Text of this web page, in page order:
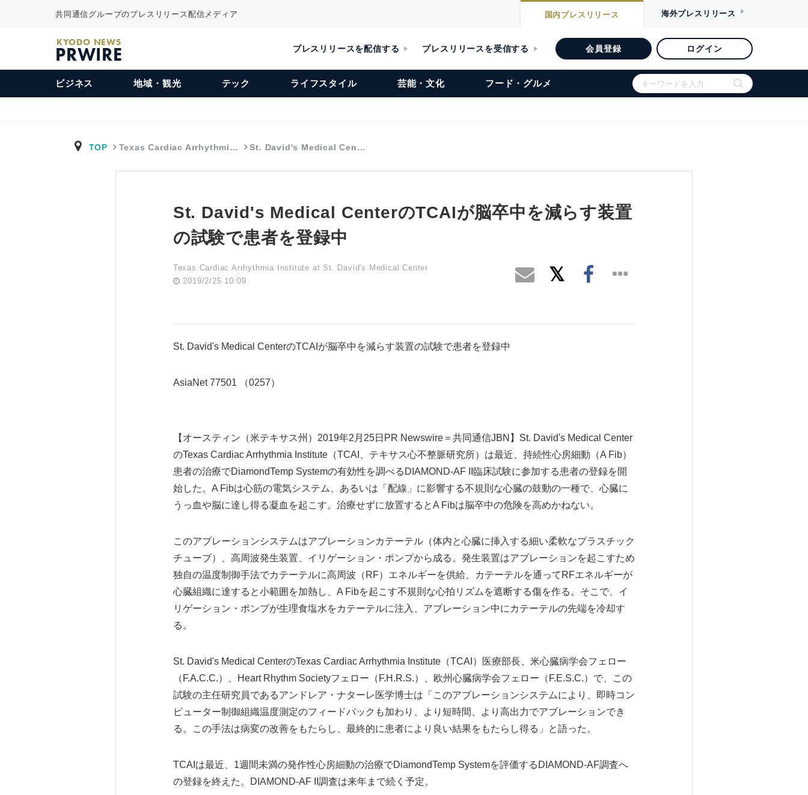
共同通信グループのプレスリリース配信メディア 国内プレスリリース 海外プレスリリース
KYODO NEWS
PRWIRE プレスリリースを配信する プレスリリースを受信する 会員登録 ログイン
ビジネス 地域・観光 テック ライフスタイル 芸能・文化 フード・グルメ
TOP Texas Cardiac Arrhythmi… St. David's Medical Cen…
St. David's Medical CenterのTCAIが脳卒中を減らす装置
の試験で患者を登録中
Texas Cardiac Arrhythmia Institute at St. David's Medical Center
2019/2/25 10:09
St. David's Medical CenterのTCAIが脳卒中を減らす装置の試験で患者を登録中
AsiaNet 77501 （0257）
【オースティン（米テキサス州）2019年2月25日PR Newswire＝共同通信JBN】St. David's Medical Center
のTexas Cardiac Arrhythmia Institute（TCAI、テキサス心不整脈研究所）は最近、持続性心房細動（A Fib）
患者の治療でDiamondTemp Systemの有効性を調べるDIAMOND-AF II臨床試験に参加する患者の登録を開
始した。A Fibは心筋の電気システム、あるいは「配線」に影響する不規則な心臓の鼓動の一種で、心臓に
うっ血や脳に達し得る凝血を起こす。治療せずに放置するとA Fibは脳卒中の危険を高めかねない。
このアブレーションシステムはアブレーションカテーテル（体内と心臓に挿入する細い柔軟なプラスチック
チューブ）、高周波発生装置、イリゲーション・ポンプから成る。発生装置はアブレーションを起こすため
独自の温度制御手法でカテーテルに高周波（RF）エネルギーを供給、カテーテルを通ってRFエネルギーが
心臓組織に達すると小範囲を加熱し、A Fibを起こす不規則な心拍リズムを遮断する傷を作る。そこで、イ
リゲーション・ポンプが生理食塩水をカテーテルに注入、アブレーション中にカテーテルの先端を冷却す
る。
St. David's Medical CenterのTexas Cardiac Arrhythmia Institute（TCAI）医療部長、米心臓病学会フェロー
（F.A.C.C.）、Heart Rhythm Societyフェロー（F.H.R.S.）、欧州心臓病学会フェロー（F.E.S.C.）で、この
試験の主任研究員であるアンドレア・ナターレ医学博士は「このアブレーションシステムにより、即時コン
ピューター制御組織温度測定のフィードバックも加わり、より短時間、より高出力でアブレーションでき
る。この手法は病変の改善をもたらし、最終的に患者により良い結果をもたらし得る」と語った。
TCAIは最近、1週間未満の発作性心房細動の治療でDiamondTemp Systemを評価するDIAMOND-AF調査へ
の登録を終えた。DIAMOND-AF II調査は来年まで続く予定。